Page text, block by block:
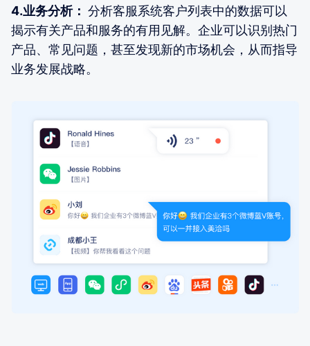
4.业务分析： 分析客服系统客户列表中的数据可以
揭示有关产品和服务的有用见解。企业可以识别热门
产品、常见问题，甚至发现新的市场机会，从而指导
业务发展战略。